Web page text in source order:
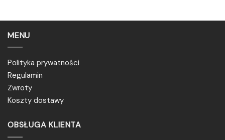
MENU
Polityka prywatności
Regulamin
Zwroty
Koszty dostawy
OBSŁUGA KLIENTA